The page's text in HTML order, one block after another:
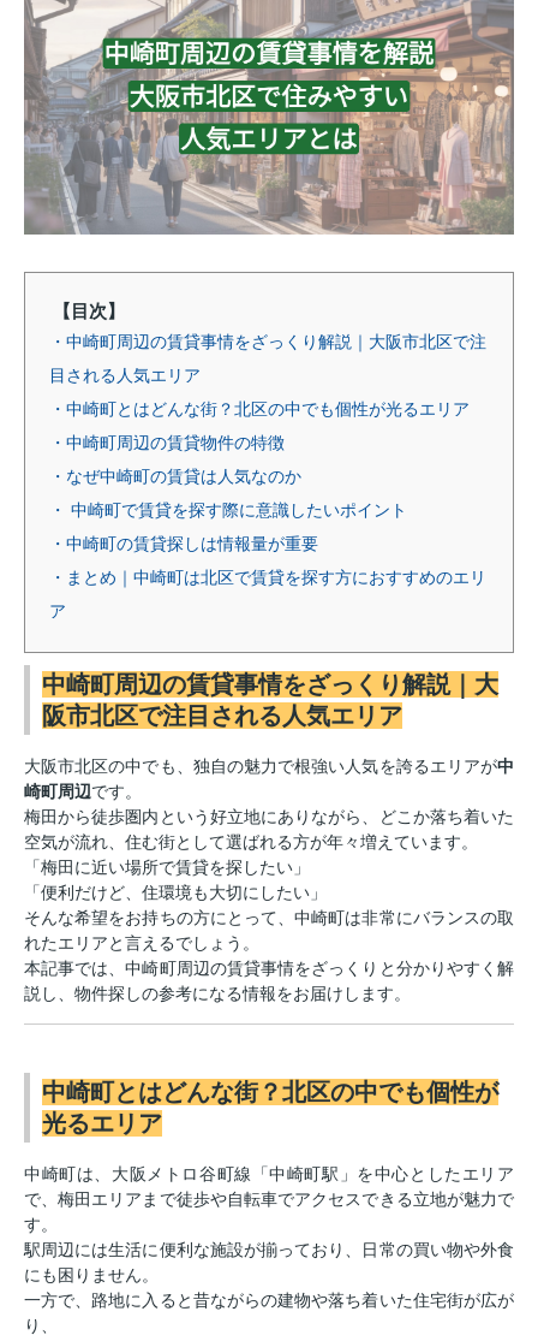
【目次】
・中崎町周辺の賃貸事情をざっくり解説｜大阪市北区で注
目される人気エリア
・中崎町とはどんな街？北区の中でも個性が光るエリア
・中崎町周辺の賃貸物件の特徴
・なぜ中崎町の賃貸は人気なのか
・ 中崎町で賃貸を探す際に意識したいポイント
・中崎町の賃貸探しは情報量が重要
・まとめ｜中崎町は北区で賃貸を探す方におすすめのエリ
ア
中崎町周辺の賃貸事情をざっくり解説｜大
阪市北区で注目される人気エリア
大阪市北区の中でも、独自の魅力で根強い人気を誇るエリアが中
崎町周辺です。
梅田から徒歩圏内という好立地にありながら、どこか落ち着いた
空気が流れ、住む街として選ばれる方が年々増えています。
「梅田に近い場所で賃貸を探したい」
「便利だけど、住環境も大切にしたい」
そんな希望をお持ちの方にとって、中崎町は非常にバランスの取
れたエリアと言えるでしょう。
本記事では、中崎町周辺の賃貸事情をざっくりと分かりやすく解
説し、物件探しの参考になる情報をお届けします。
中崎町とはどんな街？北区の中でも個性が
光るエリア
中崎町は、大阪メトロ谷町線「中崎町駅」を中心としたエリア
で、梅田エリアまで徒歩や自転車でアクセスできる立地が魅力で
す。
駅周辺には生活に便利な施設が揃っており、日常の買い物や外食
にも困りません。
一方で、路地に入ると昔ながらの建物や落ち着いた住宅街が広が
り、